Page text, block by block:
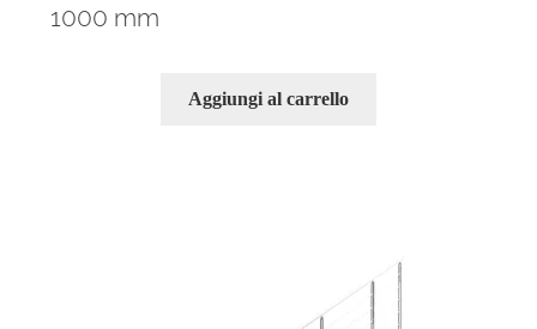
1000 mm
Aggiungi al carrello